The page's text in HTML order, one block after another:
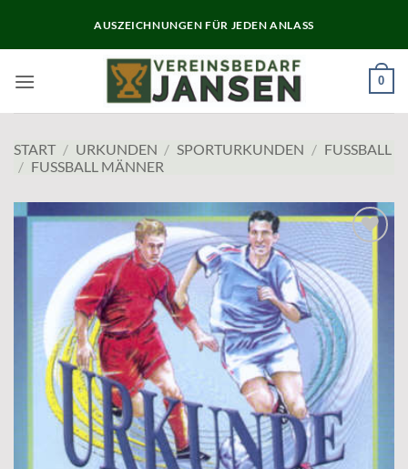
AUSZEICHNUNGEN FÜR JEDEN ANLASS
0
START / URKUNDEN / SPORTURKUNDEN / FUSSBALL
/ FUSSBALL MÄNNER
Add to
wishlist